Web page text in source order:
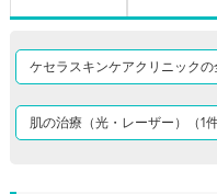
ケセラスキンケアクリニックの
肌の治療（光・レーザー）（1件